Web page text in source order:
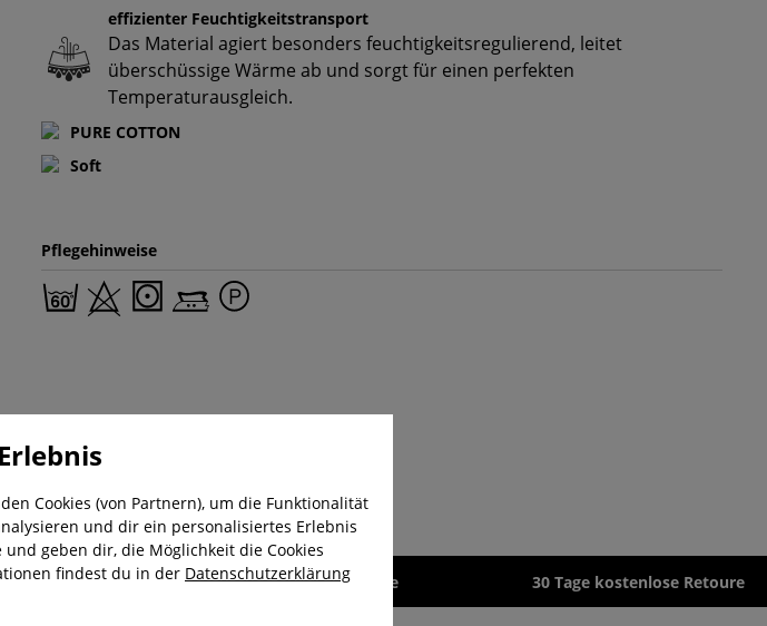
effizienter Feuchtigkeitstransport
Das Material agiert besonders feuchtigkeitsregulierend, leitet
überschüssige Wärme ab und sorgt für einen perfekten
Temperaturausgleich.
PURE COTTON
Soft
Pflegehinweise
ab 29,-€ Lieferzeit 1-3 Werktage 30 Tage kostenlose Retoure
Cookies (von Partnern), um die Funktionalität
und dir ein personalisiertes Erlebnis
geben dir, die Möglichkeit die Cookies
findest du in der Datenschutzerklärung